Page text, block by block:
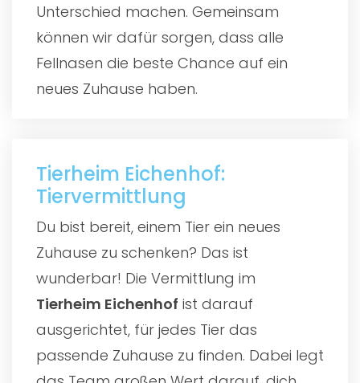
Unterschied machen. Gemeinsam
können wir dafür sorgen, dass alle
Fellnasen die beste Chance auf ein
neues Zuhause haben.
Tierheim Eichenhof:
Tiervermittlung
Du bist bereit, einem Tier ein neues
Zuhause zu schenken? Das ist
wunderbar! Die Vermittlung im
Tierheim Eichenhof ist darauf
ausgerichtet, für jedes Tier das
passende Zuhause zu finden. Dabei legt